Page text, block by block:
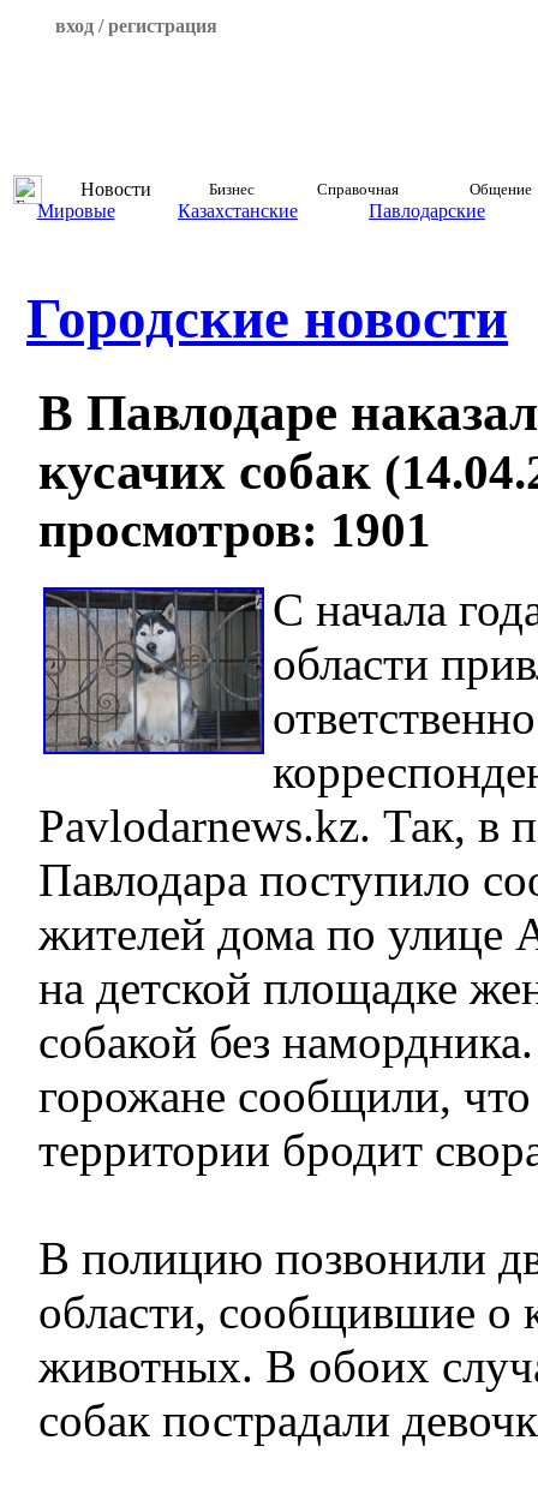
вход / регистрация
Новости Бизнес Справочная Общение
Мировые Казахстанские Павлодарские
Городские новости
В Павлодаре
кусачих собак
просмотров: 1901
С начала
области
Pavlodarnews.kz. Так, в
Павлодара поступило
жителей дома по улице
на детской площадке
собакой без
горожане сообщили,
территории бродит
В полицию позвонили
области, сообщившие о
животных. В обоих
собак пострадали